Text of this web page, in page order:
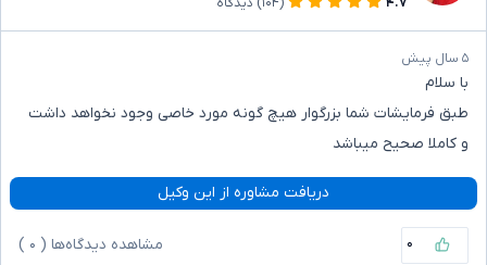
۵ سال پیش
با سلام
طبق فرمایشات شما بزرگوار هیچ گونه مورد خاصی وجود نخواهد داشت
و کاملا صحیح میباشد
دریافت مشاوره از این وکیل
۰ مشاهده دیدگاه‌ها ( ۰